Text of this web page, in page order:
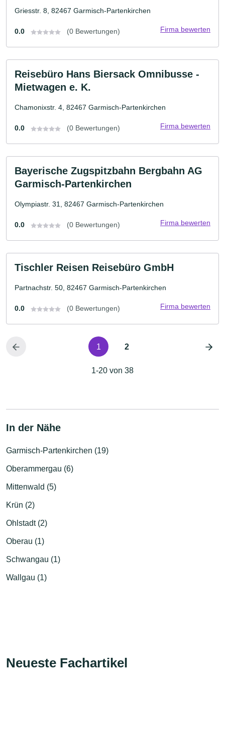
Griesstr. 8, 82467 Garmisch-Partenkirchen
0.0 (0 Bewertungen) Firma bewerten
Reisebüro Hans Biersack Omnibusse -
Mietwagen e. K.
Chamonixstr. 4, 82467 Garmisch-Partenkirchen
0.0 (0 Bewertungen) Firma bewerten
Bayerische Zugspitzbahn Bergbahn AG
Garmisch-Partenkirchen
Olympiastr. 31, 82467 Garmisch-Partenkirchen
0.0 (0 Bewertungen) Firma bewerten
Tischler Reisen Reisebüro GmbH
Partnachstr. 50, 82467 Garmisch-Partenkirchen
0.0 (0 Bewertungen) Firma bewerten
1 2
1-20 von 38
In der Nähe
Garmisch-Partenkirchen (19)
Oberammergau (6)
Mittenwald (5)
Krün (2)
Ohlstadt (2)
Oberau (1)
Schwangau (1)
Wallgau (1)
Neueste Fachartikel